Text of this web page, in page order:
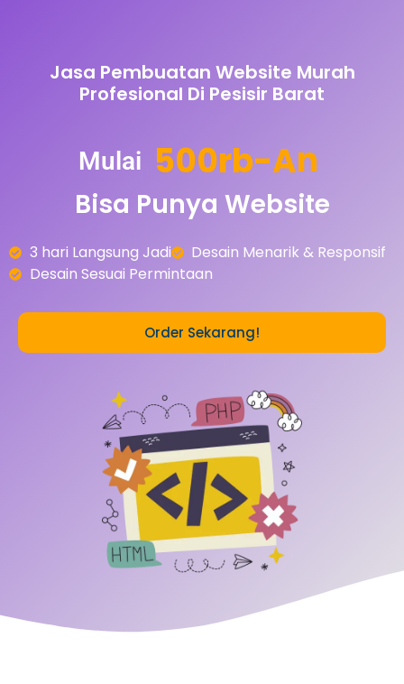
Jasa Pembuatan Website Murah
Profesional Di Pesisir Barat
Mulai 500rb-An
Bisa Punya Website
3 hari Langsung Jadi
Desain Menarik & Responsif
Desain Sesuai Permintaan
Order Sekarang!